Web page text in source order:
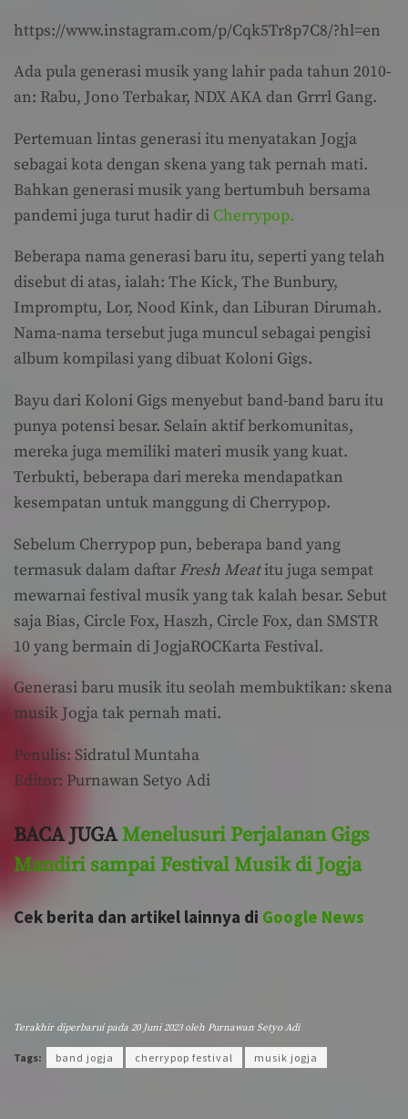
https://www.instagram.com/p/Cqk5Tr8p7C8/?hl=en
Ada pula generasi musik yang lahir pada tahun 2010-
an: Rabu, Jono Terbakar, NDX AKA dan Grrrl Gang.
Pertemuan lintas generasi itu menyatakan Jogja
sebagai kota dengan skena yang tak pernah mati.
Bahkan generasi musik yang bertumbuh bersama
pandemi juga turut hadir di Cherrypop.
Beberapa nama generasi baru itu, seperti yang telah
disebut di atas, ialah: The Kick, The Bunbury,
Impromptu, Lor, Nood Kink, dan Liburan Dirumah.
Nama-nama tersebut juga muncul sebagai pengisi
album kompilasi yang dibuat Koloni Gigs.
Bayu dari Koloni Gigs menyebut band-band baru itu
punya potensi besar. Selain aktif berkomunitas,
mereka juga memiliki materi musik yang kuat.
Terbukti, beberapa dari mereka mendapatkan
kesempatan untuk manggung di Cherrypop.
Sebelum Cherrypop pun, beberapa band yang
termasuk dalam daftar Fresh Meatitu juga sempat
mewarnai festival musik yang tak kalah besar. Sebut
saja Bias, Circle Fox, Haszh, Circle Fox, dan SMSTR
10 yang bermain di JogjaROCKarta Festival.
Generasi baru musik itu seolah membuktikan: skena
musik Jogja tak pernah mati.
Penulis: Sidratul Muntaha
Editor: Purnawan Setyo Adi
BACA JUGAMenelusuri Perjalanan Gigs
Mandiri sampai Festival Musik di Jogja
Cek berita dan artikel lainnya di Google News
Terakhir diperbarui pada 20 Juni 2023 oleh Purnawan Setyo Adi
Tags: band jogja cherrypop festival musik jogja